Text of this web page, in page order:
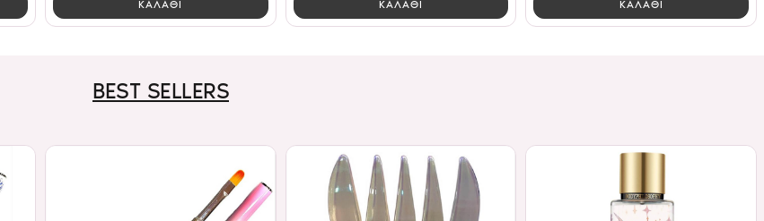
ΚΑΛΑΘΙ ΚΑΛΑΘΙ ΚΑΛΑΘΙ
BEST SELLERS